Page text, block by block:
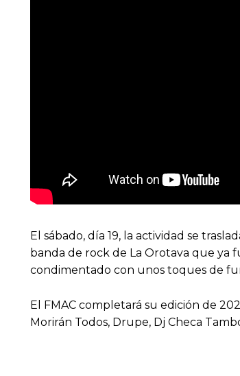
El sábado, día 19, la actividad se
banda de rock de La Orotava que ya
condimentado con unos toques de
El FMAC completará su edición de
Morirán Todos, Drupe, Dj Checa